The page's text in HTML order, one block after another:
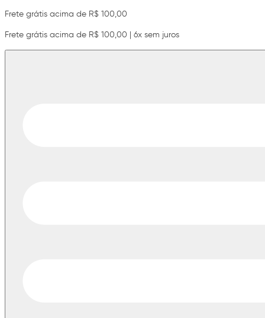
Frete grátis acima de R$ 100,00
Frete grátis acima de R$ 100,00 | 6x sem juros